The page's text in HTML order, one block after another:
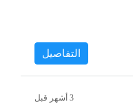
التفاصيل